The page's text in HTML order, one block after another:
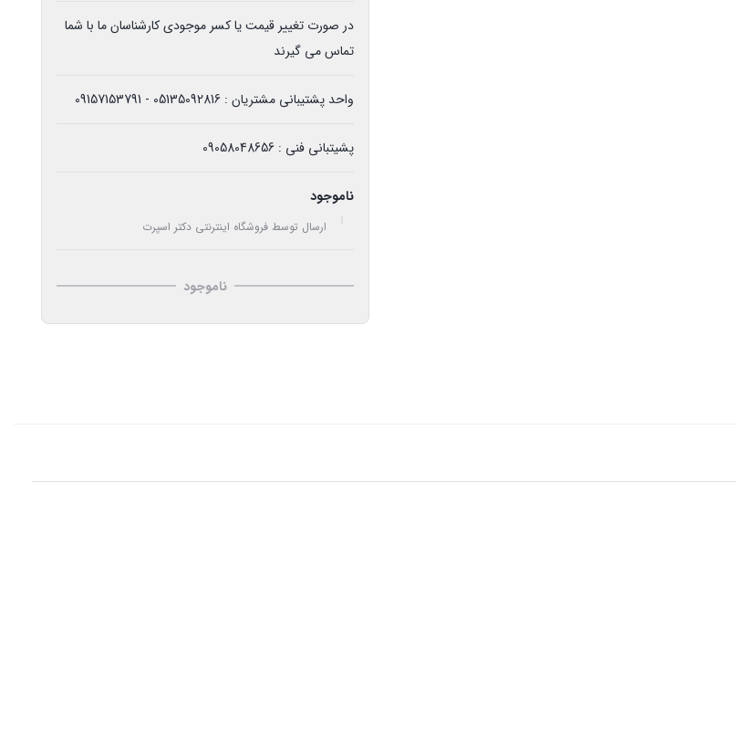
در صورت تغییر قیمت یا کسر موجودی کارشناسان ما با شما
تماس می گیرند
واحد پشتیبانی مشتریان : 05135092816 - 09157153791
پشیتبانی فنی : 09058048656
ناموجود
ارسال توسط فروشگاه اینترنتی دکتر اسپرت
ناموجود